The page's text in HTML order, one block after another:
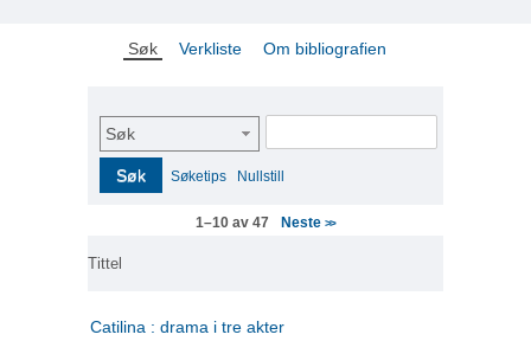
Søk Verkliste Om bibliografien
Søk
Søk Søketips Nullstill
1–10 av 47 Neste>>
Tittel
Catilina : drama i tre akter